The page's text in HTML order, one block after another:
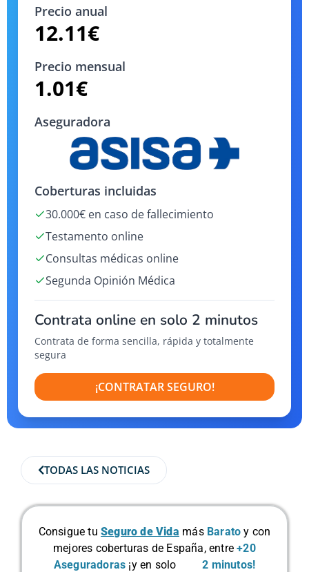
Precio anual
12.11€
Precio mensual
1.01€
Aseguradora
Coberturas incluidas
30.000€ en caso de fallecimiento
Testamento online
Consultas médicas online
Segunda Opinión Médica
Contrata online en solo 2 minutos
Contrata de forma sencilla, rápida y totalmente
segura
¡CONTRATAR SEGURO!
TODAS LAS NOTICIAS
Consigue tu Seguro de Vida más Barato y con
mejores coberturas de España, entre+20
Aseguradoras ¡y en solo2 minutos!